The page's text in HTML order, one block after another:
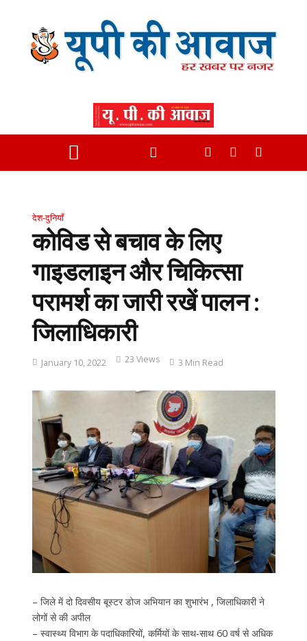
देश-दुनियाँ
कोविड से बचाव के लिए
गाइडलाइन और चिकित्सा
परामर्श का जारी रखें पालन :
जिलाधिकारी
January 10, 2022 23 Views 3 Min Read
– जिले में दो दिवसीय बूस्टर डोज अभियान का शुभारंभ , जिलाधिकारी ने
लोगों से की अपील
– स्वास्थ्य विभाग के पदाधिकारियों, कर्मियों के साथ-साथ 60 वर्ष से अधिक